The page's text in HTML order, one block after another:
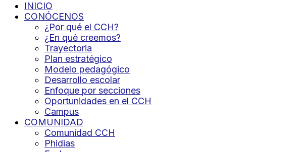
INICIO
CONÓCENOS
¿Por qué el CCH?
¿En qué creemos?
Trayectoria
Plan estratégico
Modelo pedagógico
Desarrollo escolar
Enfoque por secciones
Oportunidades en el CCH
Campus
COMUNIDAD
Comunidad CCH
Phidias